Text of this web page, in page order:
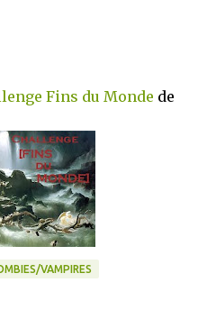
Fins du Monde de
VAMPIRES